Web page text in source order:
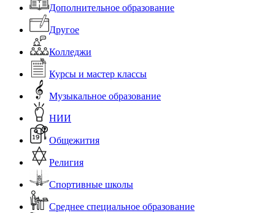
Дополнительное образование
Другое
Колледжи
Курсы и мастер классы
Музыкальное образование
НИИ
Общежития
Религия
Спортивные школы
Среднее специальное образование